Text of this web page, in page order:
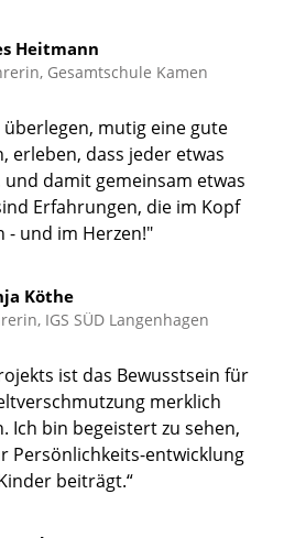
Heitmann
Gesamtschule Kamen
überlegen, mutig eine gute
erleben, dass jeder etwas
damit gemeinsam etwas
Erfahrungen, die im Kopf
- und im Herzen!"
Köthe
IGS SÜD Langenhagen
ist das Bewusstsein für
merklich
Ich bin begeistert zu sehen,
Persönlichkeits-entwicklung
beiträgt.“